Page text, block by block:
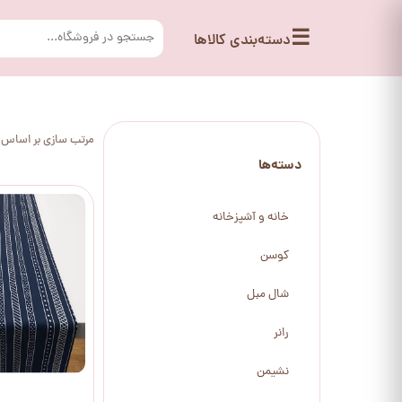
☰دسته‌بندی کالاها
دسته‌ها
خانه و آشپزخانه
کوسن
شال مبل
رانر
نشیمن
مرتب سازی بر اساس